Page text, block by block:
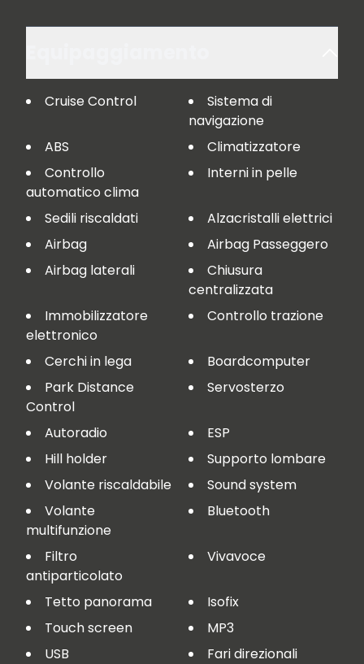
Cruise Control
Sistema di
navigazione
ABS
Climatizzatore
Controllo
automatico clima
Interni in pelle
Sedili riscaldati
Alzacristalli elettrici
Airbag
Airbag Passeggero
Airbag laterali
Chiusura
centralizzata
Immobilizzatore
elettronico
Controllo trazione
Cerchi in lega
Boardcomputer
Park Distance
Control
Servosterzo
Autoradio
ESP
Hill holder
Supporto lombare
Volante riscaldabile
Sound system
Volante
multifunzione
Bluetooth
Filtro
antiparticolato
Vivavoce
Tetto panorama
Isofix
Touch screen
MP3
USB
Fari direzionali